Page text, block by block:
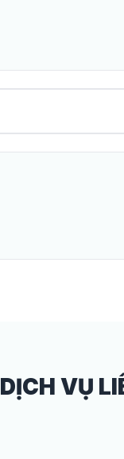
DỊCH VỤ